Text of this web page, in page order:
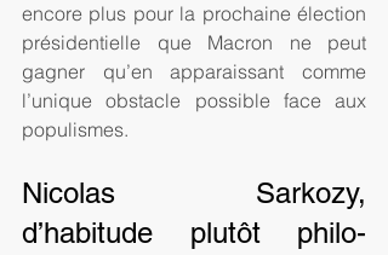
encore plus pour la prochaine élection
présidentielle que Macron ne peut
gagner qu’en apparaissant comme
l’unique obstacle possible face aux
populismes.
Nicolas Sarkozy,
d’habitude plutôt philo-